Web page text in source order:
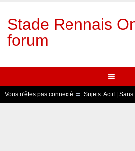
Stade Rennais
forum
Vous n'êtes pas connecté. Sujets:Actif| Sans